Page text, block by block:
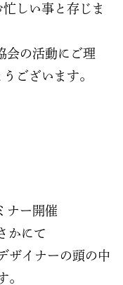
しい事と存じま
会の活動にご理
ございます。
ナー開催
かにて
ザイナーの頭の中
。